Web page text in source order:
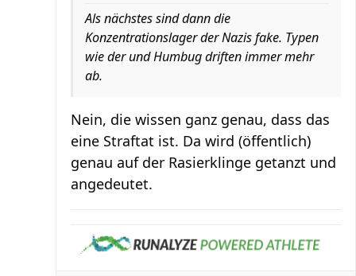
Als nächstes sind dann die
Konzentrationslager der Nazis fake. Typen
wie der und Humbug driften immer mehr
ab.
Nein, die wissen ganz genau, dass das
eine Straftat ist. Da wird (öffentlich)
genau auf der Rasierklinge getanzt und
angedeutet.